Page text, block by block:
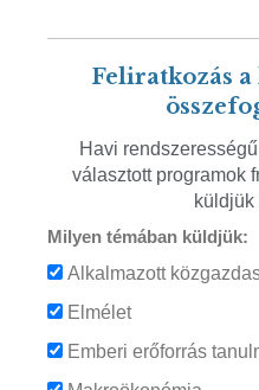
Feliratkozás
Havi
választott programok
küldjük
Milyen témában küldjük:
Alkalmazott
Elmélet
Emberi erőforrás